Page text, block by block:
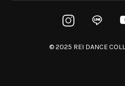
© 2025 REI DANCE